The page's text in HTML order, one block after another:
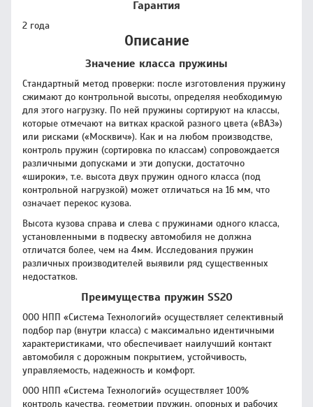
Гарантия
2 года
Описание
Значение класса пружины
Стандартный метод проверки: после изготовления пружину
сжимают до контрольной высоты, определяя необходимую
для этого нагрузку. По ней пружины сортируют на классы,
которые отмечают на витках краской разного цвета («ВАЗ»)
или рисками («Москвич»). Как и на любом производстве,
контроль пружин (сортировка по классам) сопровождается
различными допусками и эти допуски, достаточно
«широки», т.е. высота двух пружин одного класса (под
контрольной нагрузкой) может отличаться на 16 мм, что
означает перекос кузова.
Высота кузова справа и слева с пружинами одного класса,
установленными в подвеску автомобиля не должна
отличатся более, чем на 4мм. Исследования пружин
различных производителей выявили ряд существенных
недостатков.
Преимущества пружин SS20
ООО НПП «Система Технологий» осуществляет селективный
подбор пар (внутри класса) с максимально идентичными
характеристиками, что обеспечивает наилучший контакт
автомобиля с дорожным покрытием, устойчивость,
управляемость, надежность и комфорт.
ООО НПП «Система Технологий» осуществляет 100%
контроль качества, геометрии пружин, опорных и рабочих